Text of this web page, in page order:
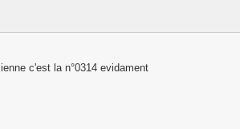
c'est la n°0314 evidament